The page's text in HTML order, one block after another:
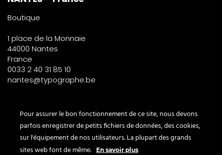
Boutique
1 place de la Monnaie
44000 Nantes
France
0033 2 40 31 85 10
nantes@typographe.be
PARIS – France
Corner
le Bon Marché
Pour assurer le bon fonctionnement de ce site, nous devons
parfois enregistrer de petits fichiers de données, des cookies,
sur l'équipement de nos utilisateurs. La plupart des grands
sites web font de même.
En savoir plus